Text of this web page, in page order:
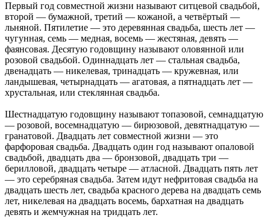
Первый год совместной жизни называют ситцевой свадьбой,
второй — бумажной, третий — кожаной, а четвёртый —
льняной. Пятилетие — это деревянная свадьба, шесть лет —
чугунная, семь — медная, восемь — жестяная, девять —
фаянсовая. Десятую годовщину называют оловянной или
розовой свадьбой. Одиннадцать лет — стальная свадьба,
двенадцать — никелевая, тринадцать — кружевная, или
ландышевая, четырнадцать — агатовая, а пятнадцать лет —
хрустальная, или стеклянная свадьба.
Шестнадцатую годовщину называют топазовой, семнадцатую
— розовой, восемнадцатую — бирюзовой, девятнадцатую —
гранатовой. Двадцать лет совместной жизни — это
фарфоровая свадьба. Двадцать один год называют опаловой
свадьбой, двадцать два — бронзовой, двадцать три —
берилловой, двадцать четыре — атласной. Двадцать пять лет
— это серебряная свадьба. Затем идут нефритовая свадьба на
двадцать шесть лет, свадьба красного дерева на двадцать семь
лет, никелевая на двадцать восемь, бархатная на двадцать
девять и жемчужная на тридцать лет.